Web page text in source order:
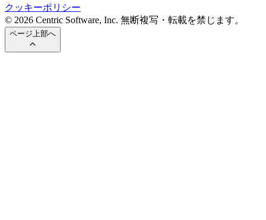
クッキーポリシー
© 2026 Centric Software, Inc. 無断複写・転載を禁じます。
ページ上部へ